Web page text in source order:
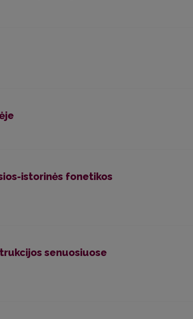
istorinės fonetikos
senuosiuose